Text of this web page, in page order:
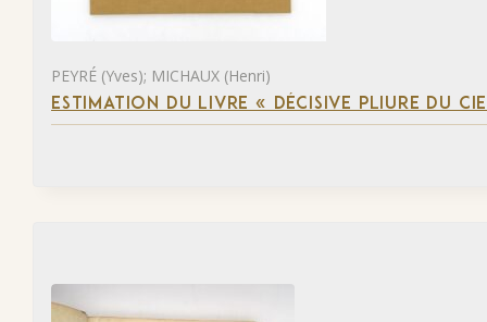
PEYRÉ (Yves); MICHAUX (Henri)
ESTIMATION DU LIVRE « DÉCISIVE PLIURE DU